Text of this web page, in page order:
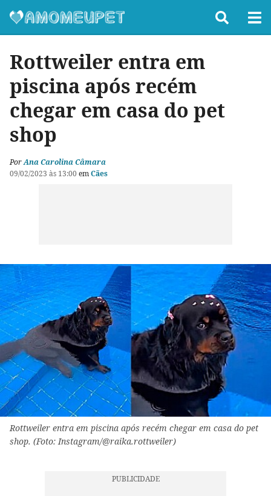
Rottweiler entra em
piscina após recém
chegar em casa do pet
shop
PorAna Carolina Câmara
09/02/2023 às 13:00 emCães
Rottweiler entra em piscina após recém chegar em casa do pet
shop. (Foto: Instagram/@raika.rottweiler)